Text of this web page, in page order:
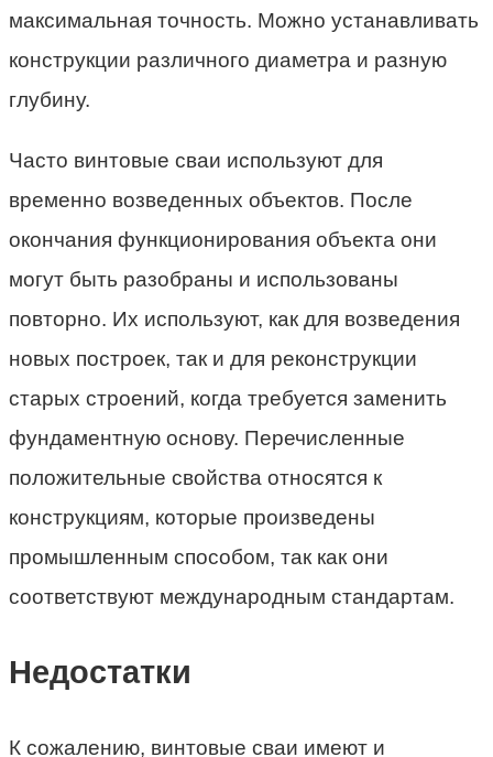
максимальная точность. Можно устанавливать
конструкции различного диаметра и разную
глубину.
Часто винтовые сваи используют для
временно возведенных объектов. После
окончания функционирования объекта они
могут быть разобраны и использованы
повторно. Их используют, как для возведения
новых построек, так и для реконструкции
старых строений, когда требуется заменить
фундаментную основу. Перечисленные
положительные свойства относятся к
конструкциям, которые произведены
промышленным способом, так как они
соответствуют международным стандартам.
Недостатки
К сожалению, винтовые сваи имеют и